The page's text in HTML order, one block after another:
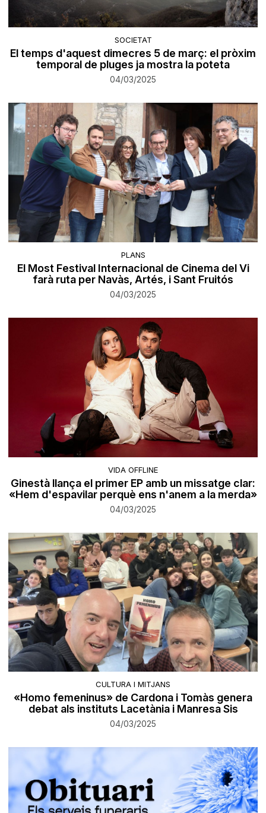
SOCIETAT
El temps d'aquest dimecres 5 de març: el pròxim
temporal de pluges ja mostra la poteta
04/03/2025
PLANS
El Most Festival Internacional de Cinema del Vi
farà ruta per Navàs, Artés, i Sant Fruitós
04/03/2025
VIDA OFFLINE
Ginestà llança el primer EP amb un missatge clar:
«Hem d'espavilar perquè ens n'anem a la merda»
04/03/2025
CULTURA I MITJANS
«Homo femeninus» de Cardona i Tomàs genera
debat als instituts Lacetània i Manresa Sis
04/03/2025